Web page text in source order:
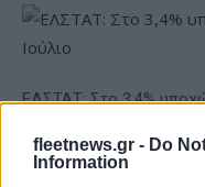
fleetnews.gr - Do
Information
ΕΛΣΤΑΤ: Στο 3,4%